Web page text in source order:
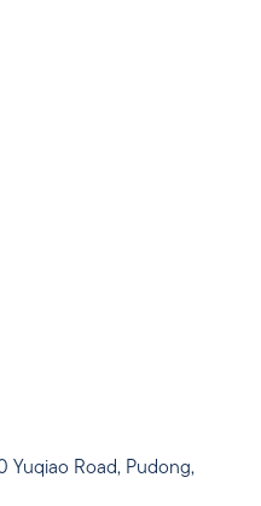
Yuqiao Road, Pudong,